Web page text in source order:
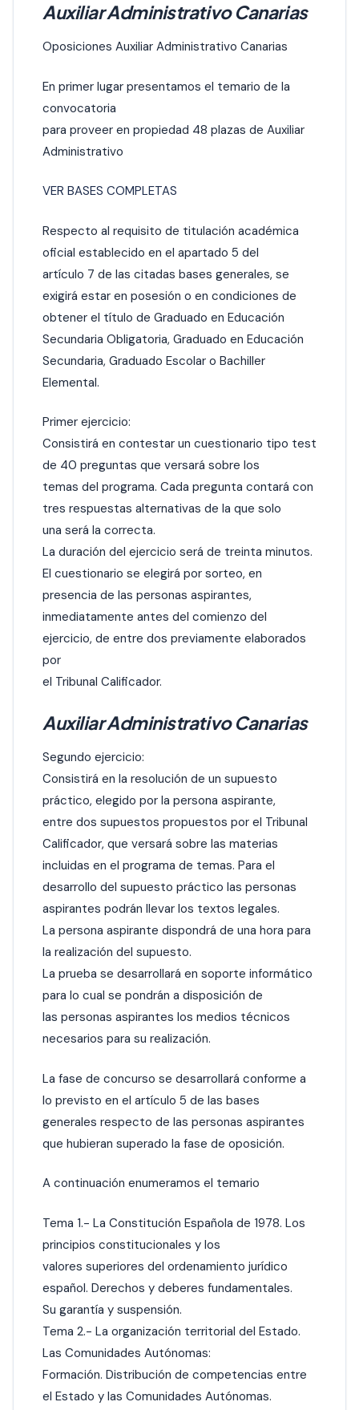
Auxiliar Administrativo Canarias
Oposiciones Auxiliar Administrativo Canarias
En primer lugar presentamos el temario de la
convocatoria
para proveer en propiedad 48 plazas de Auxiliar
Administrativo
VER BASES COMPLETAS
Respecto al requisito de titulación académica
oficial establecido en el apartado 5 del
artículo 7 de las citadas bases generales, se
exigirá estar en posesión o en condiciones de
obtener el título de Graduado en Educación
Secundaria Obligatoria, Graduado en Educación
Secundaria, Graduado Escolar o Bachiller
Elemental.
Primer ejercicio:
Consistirá en contestar un cuestionario tipo test
de 40 preguntas que versará sobre los
temas del programa. Cada pregunta contará con
tres respuestas alternativas de la que solo
una será la correcta.
La duración del ejercicio será de treinta minutos.
El cuestionario se elegirá por sorteo, en
presencia de las personas aspirantes,
inmediatamente antes del comienzo del
ejercicio, de entre dos previamente elaborados
por
el Tribunal Calificador.
Auxiliar Administrativo Canarias
Segundo ejercicio:
Consistirá en la resolución de un supuesto
práctico, elegido por la persona aspirante,
entre dos supuestos propuestos por el Tribunal
Calificador, que versará sobre las materias
incluidas en el programa de temas. Para el
desarrollo del supuesto práctico las personas
aspirantes podrán llevar los textos legales.
La persona aspirante dispondrá de una hora para
la realización del supuesto.
La prueba se desarrollará en soporte informático
para lo cual se pondrán a disposición de
las personas aspirantes los medios técnicos
necesarios para su realización.
La fase de concurso se desarrollará conforme a
lo previsto en el artículo 5 de las bases
generales respecto de las personas aspirantes
que hubieran superado la fase de oposición.
A continuación enumeramos el temario
Tema 1.- La Constitución Española de 1978. Los
principios constitucionales y los
valores superiores del ordenamiento jurídico
español. Derechos y deberes fundamentales.
Su garantía y suspensión.
Tema 2.- La organización territorial del Estado.
Las Comunidades Autónomas:
Formación. Distribución de competencias entre
el Estado y las Comunidades Autónomas.